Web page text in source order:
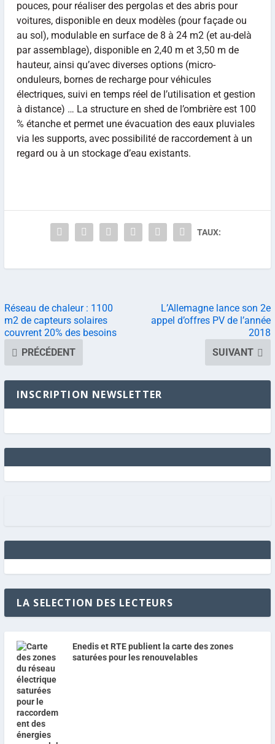
pouces, pour réaliser des pergolas et des abris pour
voitures, disponible en deux modèles (pour façade ou
au sol), modulable en surface de 8 à 24 m2 (et au-delà
par assemblage), disponible en 2,40 m et 3,50 m de
hauteur, ainsi qu’avec diverses options (micro-
onduleurs, bornes de recharge pour véhicules
électriques, suivi en temps réel de l’utilisation et gestion
à distance) … La structure en shed de l’ombrière est 100
% étanche et permet une évacuation des eaux pluviales
via les supports, avec possibilité de raccordement à un
regard ou à un stockage d’eau existants.
TAUX:
Réseau de chaleur : 1100
m2 de capteurs solaires
couvrent 20% des besoins
PRÉCÉDENT
L’Allemagne lance son 2e
appel d’offres PV de l’année
2018
SUIVANT
INSCRIPTION NEWSLETTER
LA SELECTION DES LECTEURS
Enedis et RTE publient la carte des zones
saturées pour les renouvelables